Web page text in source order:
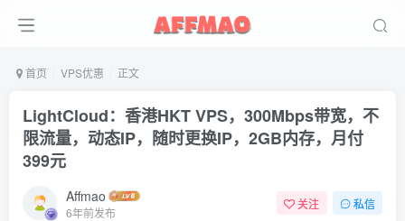
首页 VPS优惠 正文
LightCloud：香港HKT VPS，300Mbps带宽，不
限流量，动态IP，随时更换IP，2GB内存，月付
399元
Affmao
6年前发布
关注 私信